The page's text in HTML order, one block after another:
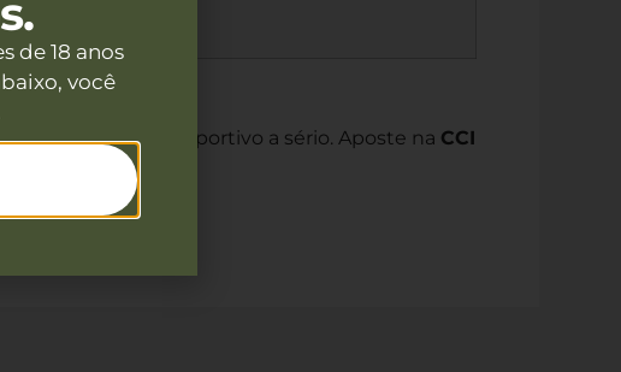
quem leva o tiro esportivo a sério. Aposte na CCI
de 18 anos
você